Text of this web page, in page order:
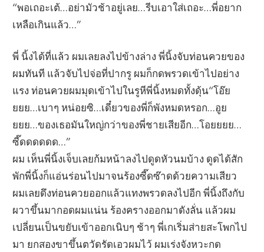
“พอเถอะเต้…อย่ามัวช้าอยู่เลย…รีบเอาใส่เถอะ…พี่อยาก
เหลือเกินแล้ว…”
พี่ นิ้งได้ที่แล้ว ผมเลยลงไปข้างล่าง พี่นิ้งจับท่อนควยของ
ผมทันที แล้วจับไปจ่อที่ปากรู ผมก็กดพรวดเข้าไปอย่าง
แรง ท่อนควยผมมุดเข้าไปในรูหีพี่นิ้งหมดทั้งดุ้น“โอ๊ย
ยยย…เบาๆ หน่อยซิ…เดี๋ยวของพี่ก็พังหมดหรอก…อูย
ยยย…ของเธอมันใหญ่กว่าของพี่ชายเสียอีก…โอยยยย…
ซี๊ดดดดดด…”
ผม เห็นพี่นิ้งเจ็บเลยก้มหน้าลงไปดูดหัวนมบ้าง ดูดได้สัก
พักพี่นิ้งก็แอ่นร่อนไปมาจนร้องซี๊ดซ๊าดด้วยความเสียว
ผมเลยดึงท่อนควยออกแล้วแทงพรวดลงไปอีก พี่นิ้งถึงกับ
ผวาขึ้นมากอดผมแน่น ร้องครางออกมาดังลั่น แล้วผม
เปลี่ยนเป็นขยับเข้าออกเนิบๆ ช้าๆ พี่เกเริ่มส่ายสะโพกไป
มา ยกสองขาขึ้นตวัดรัดเอวผมไว้ ผมเร่งจังหวะกด